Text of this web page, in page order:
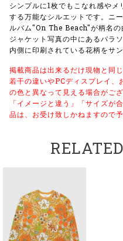
シンプルに1枚でもこなれ感や
する万能なシルエットです。
ニ
ルバム"On The Beach"が柄名の
ジャケット写真の中にあるパラ
内側に印刷されている花柄をサ
掲載商品は出来るだけ現物と同
若干の違いやPCディスプレイ、
の色と異なって見える場合がござ
「イメージと違う」「サイズが
品は、お受け致しかねますので